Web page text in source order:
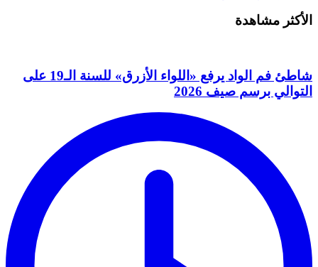
الأكثر مشاهدة
شاطئ فم الواد يرفع «اللواء الأزرق» للسنة الـ19 على
التوالي برسم صيف 2026